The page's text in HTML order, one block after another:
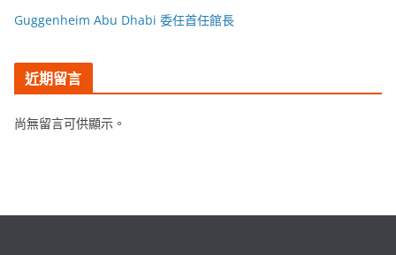
Guggenheim Abu Dhabi 委任首任館長
近期留言
尚無留言可供顯示。